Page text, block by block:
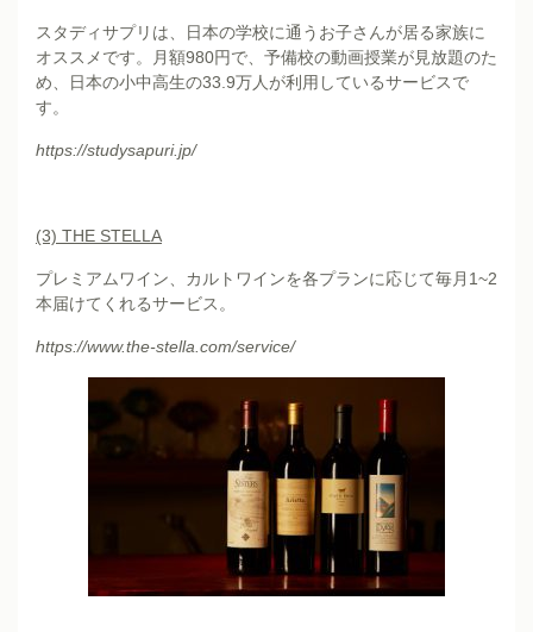
スタディサプリは、日本の学校に通うお子さんが居る家族に
オススメです。月額980円で、予備校の動画授業が見放題のた
め、日本の小中高生の33.9万人が利用しているサービスで
す。
https://studysapuri.jp/
(3) THE STELLA
プレミアムワイン、カルトワインを各プランに応じて毎月1~2
本届けてくれるサービス。
https://www.the-stella.com/service/